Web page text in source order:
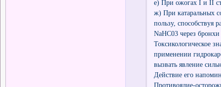
е) При ожогах I и II
ж) При катаральных
пользу, способствуя
NaHC03 через
Токсикологическое
применении
вызвать явление
Действие его
Противоядие-